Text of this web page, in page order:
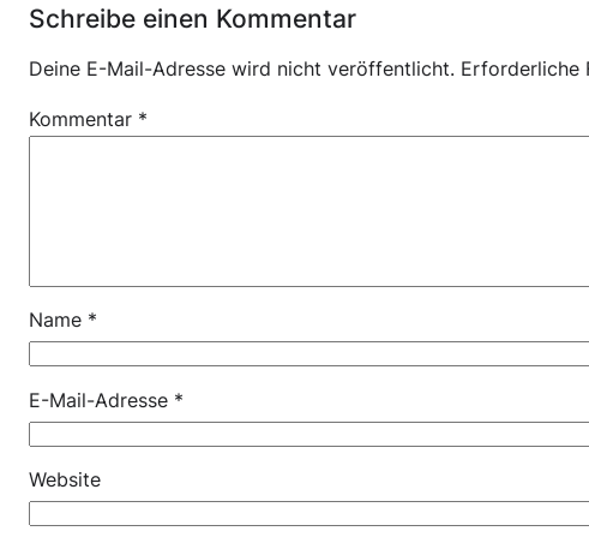
Schreibe einen Kommentar
Deine E-Mail-Adresse wird nicht veröffentlicht. Erforderliche
Kommentar *
Name *
E-Mail-Adresse *
Website